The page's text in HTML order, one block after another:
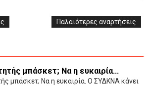
Παλαιότερες αναρτήσεις
μπάσκετ; Να η ευκαιρία...
μπάσκετ; Να η ευκαιρία. Ο ΣΥΔΚΝΑ κάνει